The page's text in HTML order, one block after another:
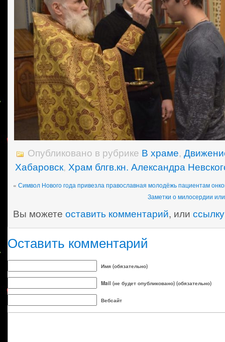
Опубликовано в рубрике В храме,
Хабаровск, Храм блгв.кн. Александра
« Символ Нового года привезла православная молодёжь пациентам
Заметки о милосердии
Вы можете оставить комментарий, или ссылку
Оставить комментарий
Имя (обязательно)
Mail (не будет опубликовано) (обязательно)
Вебсайт